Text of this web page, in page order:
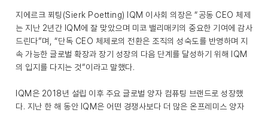
지에르크 푀팅(Sierk Poetting) IQM 이사회 의장은 “공동 CEO 체제
는 지난 2년간 IQM에 잘 맞았으며 미코 밸리매키의 중요한 기여에 감사
드린다”며, “단독 CEO 체제로의 전환은 조직의 성숙도를 반영하며 지
속 가능한 글로벌 확장과 장기 성장의 다음 단계를 달성하기 위해 IQM
의 입지를 다지는 것”이라고 말했다.
IQM은 2018년 설립 이후 주요 글로벌 양자 컴퓨팅 브랜드로 성장했
다. 지난 한 해 동안 IQM은 어떤 경쟁사보다 더 많은 온프레미스 양자